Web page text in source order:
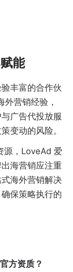
能
丰富的合作伙
营销经验，
广告代投放服
变动的风险。
源，LoveAd 爱
海营销应注重
海外营销解决
保策略执行的
方资质？